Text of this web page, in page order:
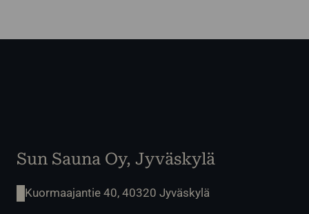
Sun Sauna Oy, Jyväskylä
Kuormaajantie 40, 40320 Jyväskylä